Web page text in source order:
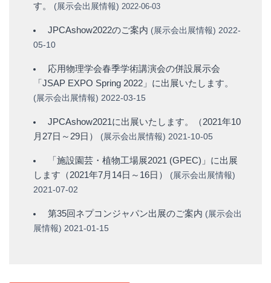
す。
(展示会出展情報) 2022-06-03
JPCAshow2022のご案内 (展示会出展情報) 2022-
05-10
応用物理学会春季学術講演会の併設展示会
「JSAP EXPO Spring 2022」に出展いたします。
(展示会出展情報) 2022-03-15
JPCAshow2021に出展いたします。（2021年10
月27日～29日） (展示会出展情報) 2021-10-05
「施設園芸・植物工場展2021 (GPEC)」に出展
します（2021年7月14日～16日） (展示会出展情報)
2021-07-02
第35回ネプコンジャパン出展のご案内 (展示会出
展情報) 2021-01-15